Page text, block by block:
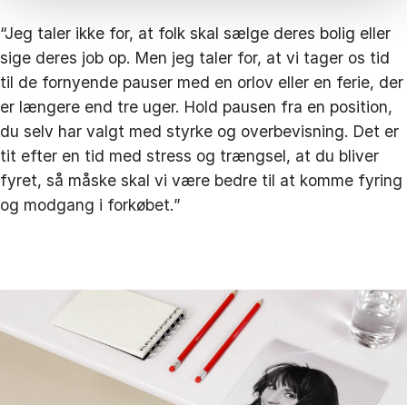
“Jeg taler ikke for, at folk skal sælge deres bolig eller
sige deres job op. Men jeg taler for, at vi tager os tid
til de fornyende pauser med en orlov eller en ferie, der
er længere end tre uger. Hold pausen fra en position,
du selv har valgt med styrke og overbevisning. Det er
tit efter en tid med stress og trængsel, at du bliver
fyret, så måske skal vi være bedre til at komme fyring
og modgang i forkøbet.”